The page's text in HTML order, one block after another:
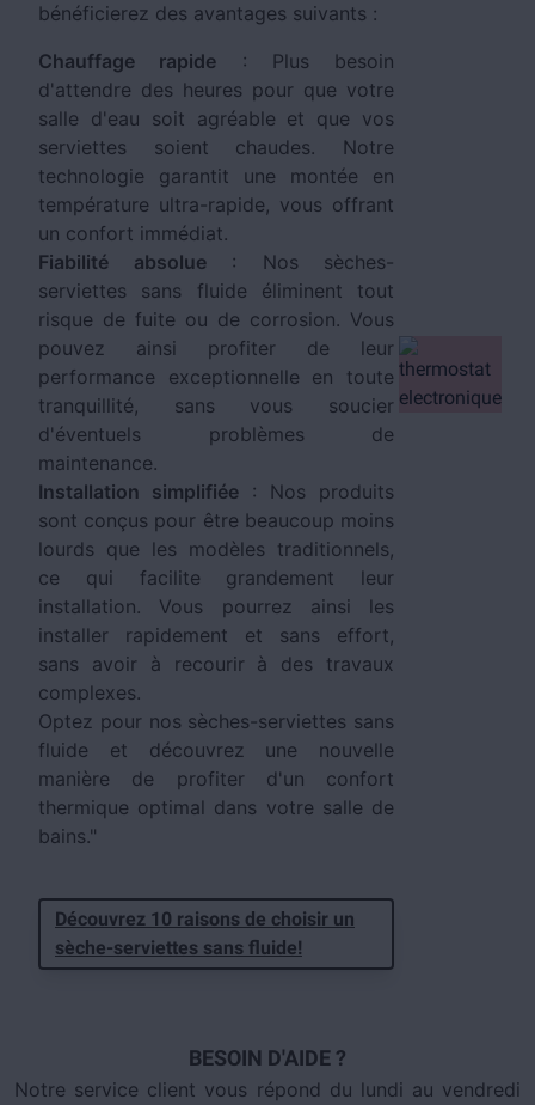
bénéficierez des avantages suivants :
Chauffage rapide : Plus besoin
d'attendre des heures pour que votre
salle d'eau soit agréable et que vos
serviettes soient chaudes. Notre
technologie garantit une montée en
température ultra-rapide, vous offrant
un confort immédiat.
Fiabilité absolue: Nos sèches-
serviettes sans fluide éliminent tout
risque de fuite ou de corrosion. Vous
pouvez ainsi profiter de leur
performance exceptionnelle en toute
tranquillité, sans vous soucier
d'éventuels problèmes de
maintenance.
Installation simplifiée : Nos produits
sont conçus pour être beaucoup moins
lourds que les modèles traditionnels,
ce qui facilite grandement leur
installation. Vous pourrez ainsi les
installer rapidement et sans effort,
sans avoir à recourir à des travaux
complexes.
Optez pour nos sèches-serviettes sans
fluide et découvrez une nouvelle
manière de profiter d'un confort
thermique optimal dans votre salle de
bains."
Découvrez 10 raisons de choisir un
sèche-serviettes sans fluide!
BESOIN D'AIDE ?
Notre service client vous répond du lundi au vendredi